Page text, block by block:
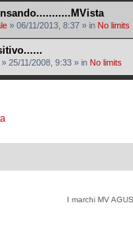
» 06/11/2013, 8:37 » in No limits
» 25/11/2008, 9:33 » in No limits
I marchi MV